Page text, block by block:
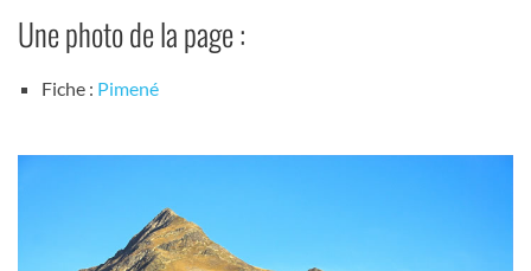
Une photo de la page :
Fiche : Pimené